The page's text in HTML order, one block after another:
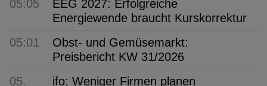
05:05
EEG 2027: Erfolgreiche
Energiewende braucht Kurskorrektur
05:01
Obst- und Gemüsemarkt:
Preisbericht KW 31/2026
05.
ifo: Weniger Firmen planen